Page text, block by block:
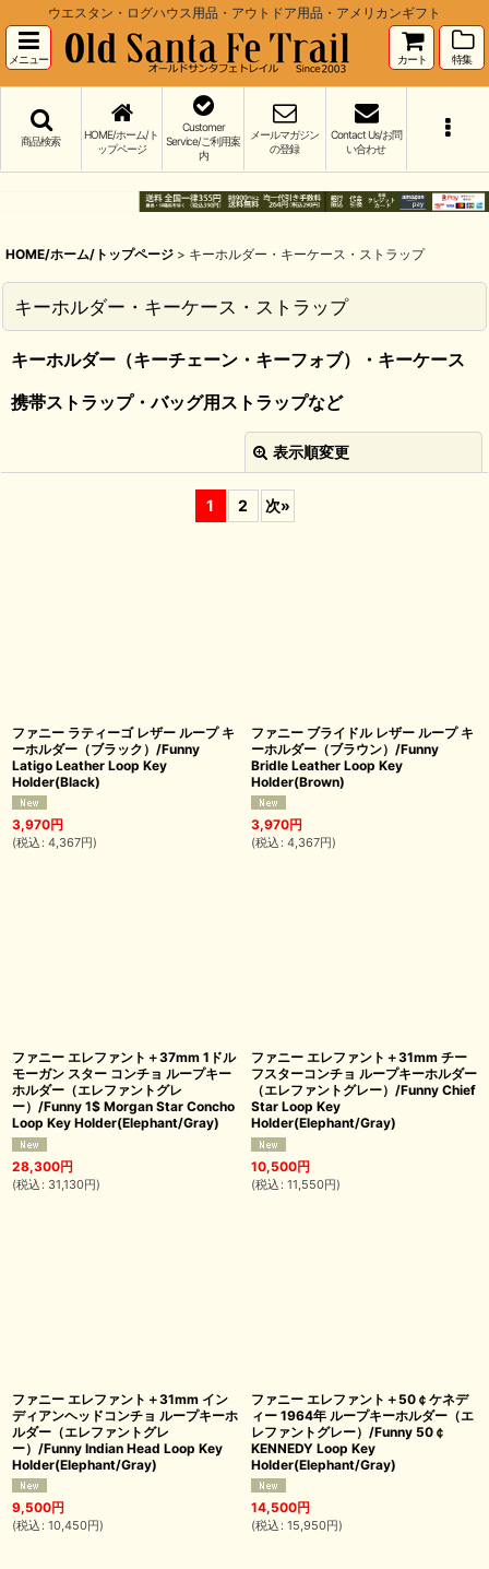
ウエスタン・ログハウス用品・アウトドア用品・アメリカンギフト
メニュー カート 特集
商品検索
HOME/ホーム/ト
ップページ
Customer
Service/ご利用案
内
メールマガジン
の登録
Contact Us/お問
い合わせ
HOME/ホーム/トップページ > キーホルダー・キーケース・ストラップ
キーホルダー・キーケース・ストラップ
キーホルダー（キーチェーン・キーフォブ）・キーケース
携帯ストラップ・バッグ用ストラップなど
表示順変更
1 2 次»
ファニー ラティーゴ レザー ループ キ
ーホルダー（ブラック）/Funny
Latigo Leather Loop Key
Holder(Black)
3,970円
(税込 : 4,367円)
ファニー ブライドル レザー ループ キ
ーホルダー（ブラウン）/Funny
Bridle Leather Loop Key
Holder(Brown)
3,970円
(税込 : 4,367円)
ファニー エレファント＋37mm 1ドル
モーガン スター コンチョ ループキー
ホルダー（エレファントグレ
ー）/Funny 1$ Morgan Star Concho
Loop Key Holder(Elephant/Gray)
28,300円
(税込 : 31,130円)
ファニー エレファント＋31mm チー
フスターコンチョ ループキーホルダー
（エレファントグレー）/Funny Chief
Star Loop Key
Holder(Elephant/Gray)
10,500円
(税込 : 11,550円)
ファニー エレファント＋31mm イン
ディアンヘッドコンチョ ループキーホ
ルダー（エレファントグレ
ー）/Funny Indian Head Loop Key
Holder(Elephant/Gray)
9,500円
(税込 : 10,450円)
ファニー エレファント＋50￠ケネデ
ィー 1964年 ループキーホルダー（エ
レファントグレー）/Funny 50￠
KENNEDY Loop Key
Holder(Elephant/Gray)
14,500円
(税込 : 15,950円)